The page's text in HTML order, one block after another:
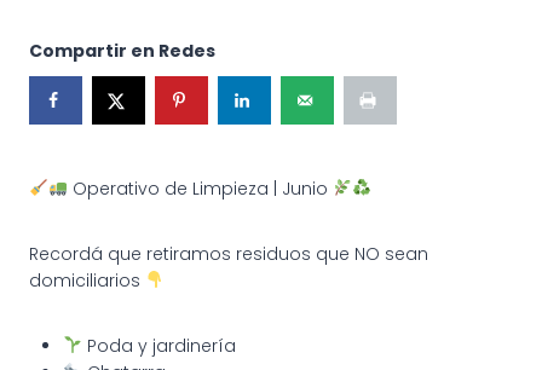
Compartir en Redes
Operativo de Limpieza | Junio
Recordá que retiramos residuos que NO sean
domiciliarios
Poda y jardinería